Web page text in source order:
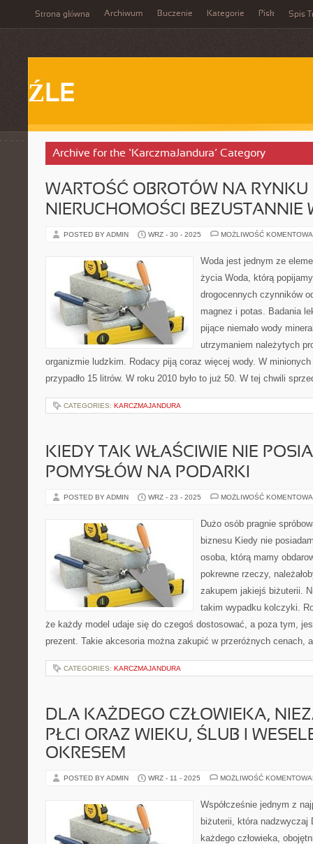
Strona główna Archiwum Buczenie Kategorie Pisk Spis
ŹLE
Archive for the ‘KarczmaJandura’ Category
WARTOŚĆ OBROTÓW NA RYNKU
NIERUCHOMOŚCI BEZUSTANNIE
POSTED BY ADMIN WRZ - 30 - 2025 MOŻLIWOŚĆ
Woda jest jednym ze
życia Woda, którą
drogocennych czynników
magnez i potas. Badania
pijące niemało wody
utrzymaniem należytych
organizmie ludzkim. Rodacy piją coraz więcej wody. W
przypadło 15 litrów. W roku 2010 było to już 50. W tej chwili
CATEGORIES: KARCZMAJANDURA
KIEDY TAK WŁAŚCIWIE NIE
POMYSŁÓW NA PODARKI
POSTED BY ADMIN WRZ - 23 - 2025 MOŻLIWOŚĆ
Dużo osób pragnie
biznesu Kiedy nie
osoba, którą mamy
pokrewne rzeczy,
zakupem jakiejś biżuterii.
takim wypadku kolczyki.
że każdy model udaje się do czegoś dostosować, a poza tym,
prezent. Takie akcesoria można zakupić w przeróżnych cenach,
CATEGORIES: KARCZMAJANDURA
DLA KAŻDEGO CZŁOWIEKA,
PŁCI ORAZ WIEKU, ŚLUB I
OKRESEM
POSTED BY ADMIN WRZ - 11 - 2025 MOŻLIWOŚĆ
Współcześnie jednym z
biżuterii, która nadzwyczaj
każdego człowieka,